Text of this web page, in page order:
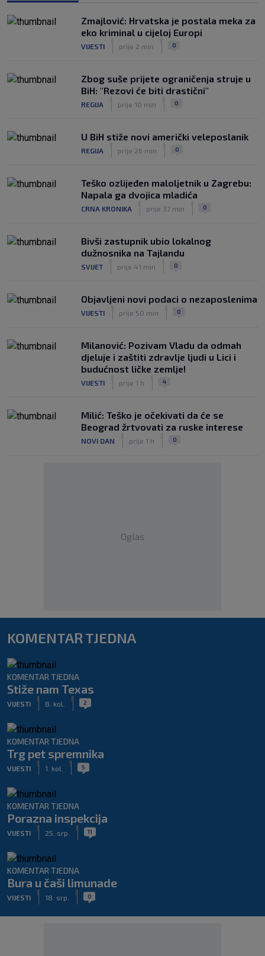
Sjajni Varaždin razbio Slaven u derbiju
sjevera
|
9. kol.
Zmajlović: Hrvatska je postala meka za
eko kriminal u cijeloj Europi
VIJESTI prije 2 min 0
Zbog suše prijete ograničenja struje u
BiH: "Rezovi će biti drastični"
REGIJA prije 10 min 0
U BiH stiže novi američki veleposlanik
REGIJA prije 26 min 0
Teško ozlijeđen maloljetnik u Zagrebu:
Napala ga dvojica mladića
CRNA KRONIKA prije 37 min 0
Bivši zastupnik ubio lokalnog
dužnosnika na Tajlandu
SVIJET prije 41 min 0
Objavljeni novi podaci o nezaposlenima
VIJESTI prije 50 min 0
Milanović: Pozivam Vladu da odmah
djeluje i zaštiti zdravlje ljudi u Lici i
budućnost ličke zemlje!
VIJESTI prije 1 h 4
Milić: Teško je očekivati da će se
Beograd žrtvovati za ruske interese
NOVI DAN prije 1 h 0
Oglas
KOMENTAR TJEDNA
KOMENTAR TJEDNA
Stiže nam Texas
VIJESTI 8. kol. 2
KOMENTAR TJEDNA
Trg pet spremnika
VIJESTI 1. kol. 5
KOMENTAR TJEDNA
Porazna inspekcija
VIJESTI 25. srp. 11
KOMENTAR TJEDNA
Bura u čaši limunade
VIJESTI 18. srp. 0